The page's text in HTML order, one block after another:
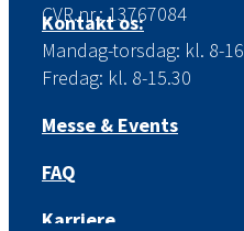
CVR.nr.: 13767084
Kontakt os:
Mandag-torsdag: kl. 8-16
Fredag: kl. 8-15.30
Messe & Events
FAQ
Karriere